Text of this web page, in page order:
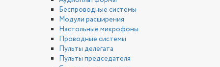
Беспроводные системы
Модули расширения
Настольные микрофоны
Проводные системы
Пульты делегата
Пульты председателя